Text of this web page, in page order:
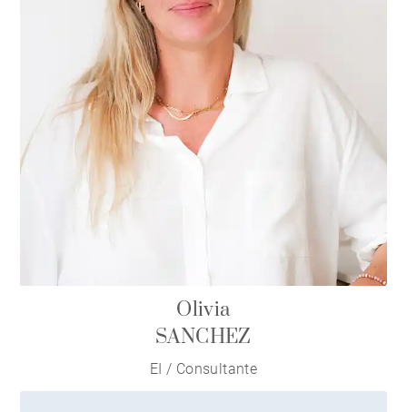
Olivia
SANCHEZ
EI / Consultante